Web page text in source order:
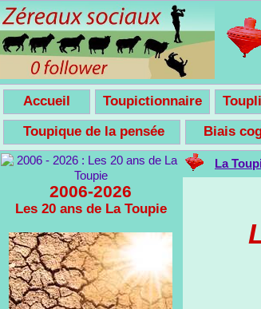
Accueil Toupictionnaire
Toupique de la pensée
Biais
2006-2026
Les 20 ans de La Toupie
La